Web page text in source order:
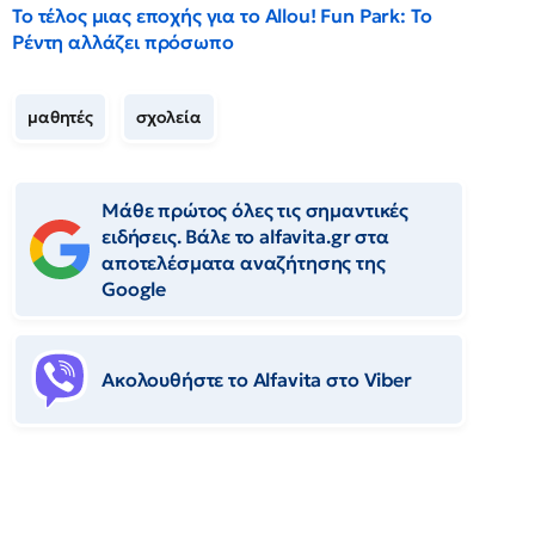
Το τέλος μιας εποχής για το Allou! Fun Park: Το
Ρέντη αλλάζει πρόσωπο
μαθητές σχολεία
Μάθε πρώτος όλες τις σημαντικές
ειδήσεις. Βάλε το alfavita.gr στα
αποτελέσματα αναζήτησης της
Google
Ακολουθήστε το Αlfavita στο Viber